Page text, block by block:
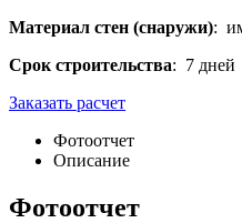
Материал стен (снаружи):
Срок строительства: 7 дней
Заказать расчет
Фотоотчет
Описание
Фотоотчет